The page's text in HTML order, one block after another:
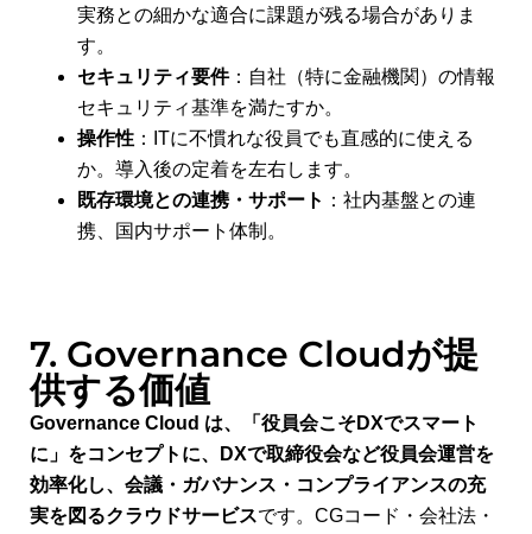
実務との細かな適合に課題が残る場合がありま
す。
セキュリティ要件：自社（特に金融機関）の情報
セキュリティ基準を満たすか。
操作性 ：ITに不慣れな役員でも直感的に使える
か。導入後の定着を左右します。
既存環境との連携・サポート ：社内基盤との連
携、国内サポート体制。
7. Governance Cloudが提
供する価値
Governance Cloud は、「役員会こそDXでスマート
に」をコンセプトに、DXで取締役会など役員会運営を
効率化し、会議・ガバナンス・コンプライアンスの充
実を図るクラウドサービスです。CGコード・会社法・